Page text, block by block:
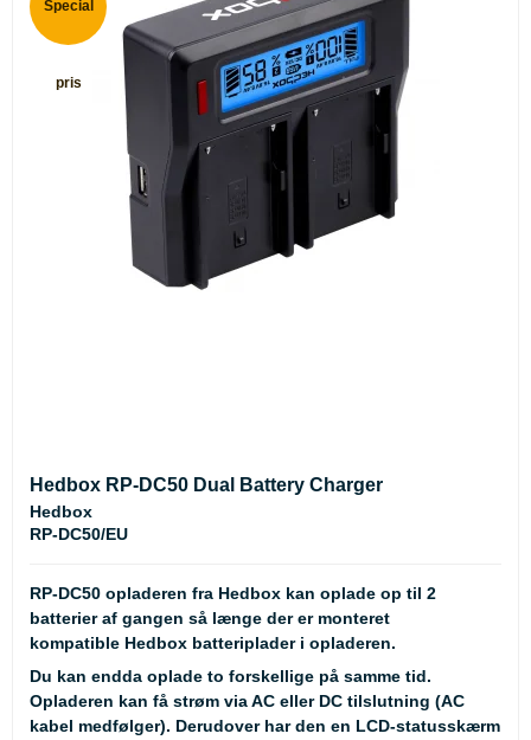
Special
pris
Hedbox RP-DC50 Dual Battery Charger
Hedbox
RP-DC50/EU
RP-DC50 opladeren fra Hedbox kan oplade op til 2
batterier af gangen så længe der er monteret
kompatible Hedbox batteriplader i opladeren.
Du kan endda oplade to forskellige på samme tid.
Opladeren kan få strøm via AC eller DC tilslutning (AC
kabel medfølger). Derudover har den en LCD-statusskærm